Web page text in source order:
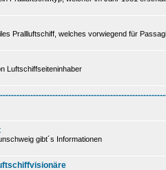
Prallluftschiff, welches vorwiegend für
Luftschiffseiteninhaber
gibt´s Informationen